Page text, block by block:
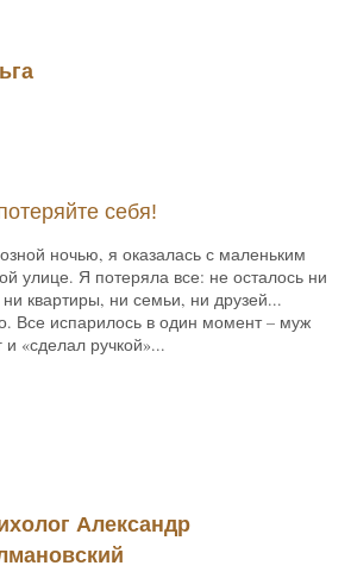
себя!
ночью, я оказалась с маленьким
улице. Я потеряла все: не осталось ни
квартиры, ни семьи, ни друзей...
Все испарилось в один момент – муж
«сделал ручкой»...
Александр